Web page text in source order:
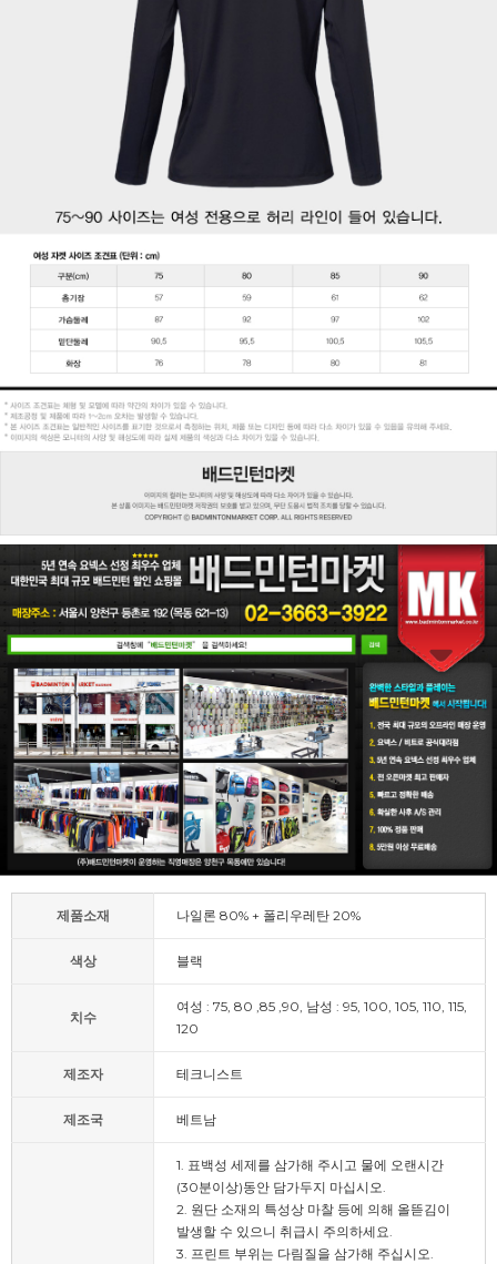
제품소재 나일론 80% + 폴리우레탄 20%
색상 블랙
치수
여성 : 75, 80 ,85 ,90, 남성 : 95, 100, 105, 110, 115,
120
제조자 테크니스트
제조국 베트남
1. 표백성 세제를 삼가해 주시고 물에 오랜시간
(30분이상)동안 담가두지 마십시오.
2. 원단 소재의 특성상 마찰 등에 의해 올뜯김이
발생할 수 있으니 취급시 주의하세요.
3. 프린트 부위는 다림질을 삼가해 주십시오.